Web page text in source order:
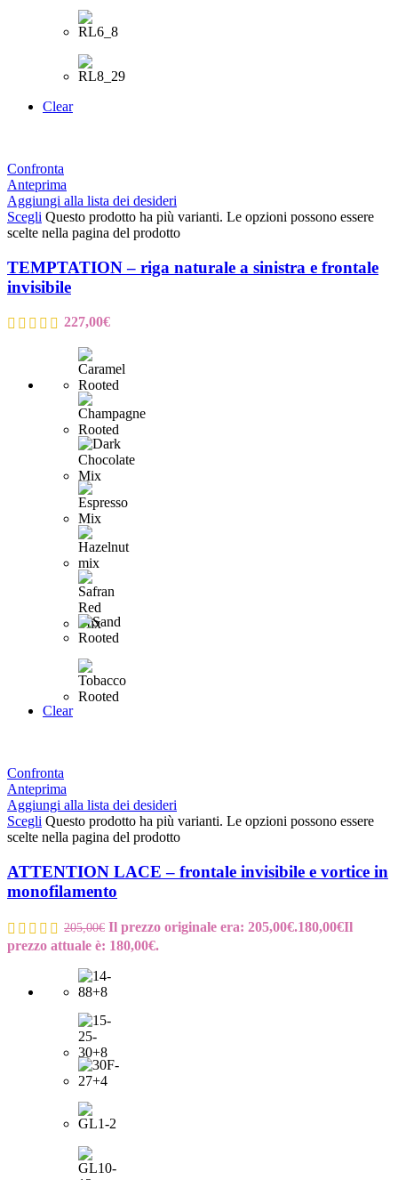
Clear
Confronta
Anteprima
Aggiungi alla lista dei desideri
Scegli Questo prodotto ha più varianti. Le opzioni possono essere
scelte nella pagina del prodotto
TEMPTATION – riga naturale a sinistra e frontale
invisibile
227,00€
Clear
Confronta
Anteprima
Aggiungi alla lista dei desideri
Scegli Questo prodotto ha più varianti. Le opzioni possono essere
scelte nella pagina del prodotto
ATTENTION LACE – frontale invisibile e vortice in
monofilamento
205,00€ Il prezzo originale era: 205,00€.180,00€Il
prezzo attuale è: 180,00€.